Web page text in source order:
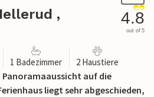
,
4.8
out of 5
1 Badezimmer 2 Haustiere
auf die
liegt sehr abgeschieden,